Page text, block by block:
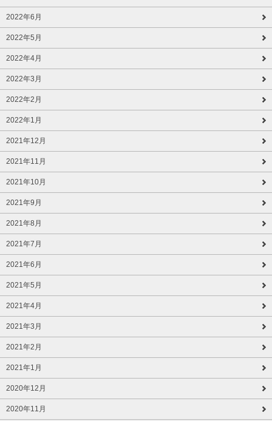
2022年6月
2022年5月
2022年4月
2022年3月
2022年2月
2022年1月
2021年12月
2021年11月
2021年10月
2021年9月
2021年8月
2021年7月
2021年6月
2021年5月
2021年4月
2021年3月
2021年2月
2021年1月
2020年12月
2020年11月